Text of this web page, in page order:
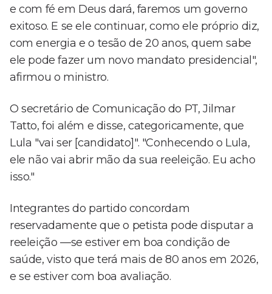
e com fé em Deus dará, faremos um governo
exitoso. E se ele continuar, como ele próprio diz,
com energia e o tesão de 20 anos, quem sabe
ele pode fazer um novo mandato presidencial",
afirmou o ministro.
O secretário de Comunicação do PT, Jilmar
Tatto, foi além e disse, categoricamente, que
Lula "vai ser [candidato]". "Conhecendo o Lula,
ele não vai abrir mão da sua reeleição. Eu acho
isso."
Integrantes do partido concordam
reservadamente que o petista pode disputar a
reeleição —se estiver em boa condição de
saúde, visto que terá mais de 80 anos em 2026,
e se estiver com boa avaliação.